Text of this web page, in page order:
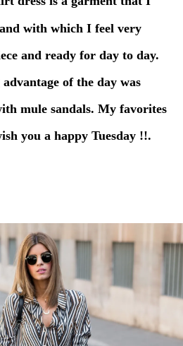
with which I feel very
and ready for day to day.
of the day was
mule sandals. My favorites
you a happy Tuesday !!.